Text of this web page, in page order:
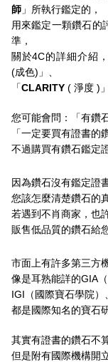
師」所執行鑑定的，
用來鑑定一顆鑽石的
準，
關於4C的詳細介紹
(成色)」、
「CLARITY( 淨度 )
您可能會問：「有鑽
「一定要買有證書的
不過購買有鑽石鑑定
因為鑽石沒有鑑定證
您該怎麼清楚鑽石的
若遇到不肖商家，也
販售低品質的鑽石給
市面上有許多第三方
像是耳熟能詳的GIA
IGI（國際寶石學院）
都是國際知名的寶石
其實有證書的鑽石不
但是附有國際機構開